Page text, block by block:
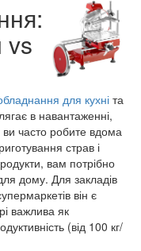
vs
для кухні та
в навантаженні,
ви часто робите вдома
страв і
вам потрібно
дому. Для закладів
він є
важлива як
(від 100 кг/